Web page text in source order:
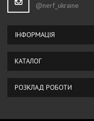
@nerf_ukraine
ІНФОРМАЦІЯ
КАТАЛОГ
РОЗКЛАД РОБОТИ